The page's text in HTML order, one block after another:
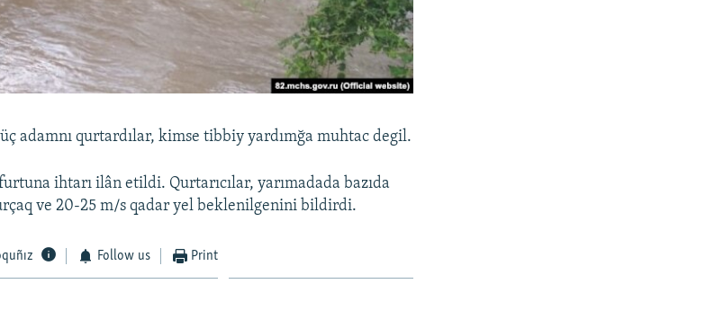
adamnı qurtardılar, kimse tibbiy yardımğa muhtac degil.
ihtarı ilân etildi. Qurtarıcılar, yarımadada bazıda
ve 20-25 m/s qadar yel beklenilgenini bildirdi.
Follow us Print